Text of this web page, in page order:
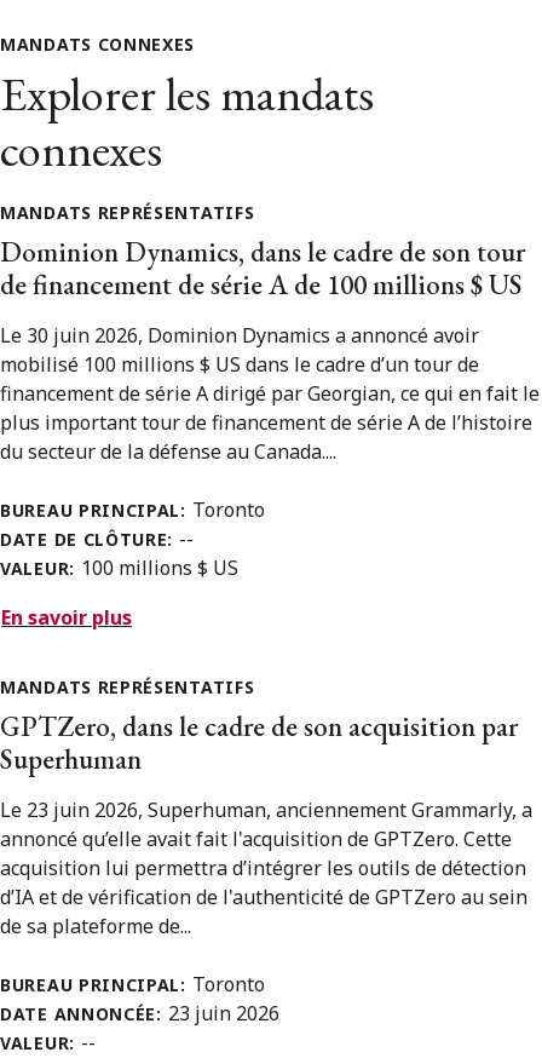
MANDATS CONNEXES
Explorer les mandats
connexes
MANDATS REPRÉSENTATIFS
Dominion Dynamics, dans le cadre de son tour
de financement de série A de 100 millions $ US
Le 30 juin 2026, Dominion Dynamics a annoncé avoir
mobilisé 100 millions $ US dans le cadre d’un tour de
financement de série A dirigé par Georgian, ce qui en fait le
plus important tour de financement de série A de l’histoire
du secteur de la défense au Canada....
BUREAU PRINCIPAL: Toronto
DATE DE CLÔTURE: --
VALEUR: 100 millions $ US
En savoir plus
MANDATS REPRÉSENTATIFS
GPTZero, dans le cadre de son acquisition par
Superhuman
Le 23 juin 2026, Superhuman, anciennement Grammarly, a
annoncé qu’elle avait fait l'acquisition de GPTZero. Cette
acquisition lui permettra d’intégrer les outils de détection
d’IA et de vérification de l'authenticité de GPTZero au sein
de sa plateforme de...
BUREAU PRINCIPAL: Toronto
DATE ANNONCÉE: 23 juin 2026
VALEUR: --